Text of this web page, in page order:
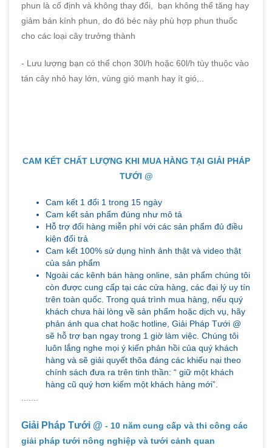
phun là cố định và không thay đổi, bạn không thể tăng hay
giảm bán kính phun, do đó béc này phù hợp phun thuốc
cho các loại cây trưởng thành
- Lưu lượng bạn có thể chọn 30l/h hoặc 60l/h tùy thuộc vào
tán cây nhỏ hay lớn, vùng gió mạnh hay ít gió,..
CAM KẾT CHẤT LƯỢNG KHI MUA HÀNG TẠI GIẢI PHÁP
TƯỚI @
Cam kết 1 đổi 1 trong 15 ngày
Cam kết sản phẩm đúng như mô tả
Hỗ trợ đổi hàng miễn phí với các sản phẩm đủ điều
kiện đổi trả
Cam kết 100% sử dụng hình ảnh thật và video thật
của sản phẩm
Ngoài các kênh bán hàng online, sản phẩm chúng tôi
còn được cung cấp tại các cửa hàng, các đại lý uy tín
trên toàn quốc. Trong quá trình mua hàng, nếu quý
khách chưa hài lòng về sản phẩm hoặc dịch vụ, hãy
phản ánh qua chat hoặc hotline, Giải Pháp Tưới @
sẽ hỗ trợ bạn ngay trong 1 giờ làm việc. Chúng tôi
luôn lắng nghe mọi ý kiến phản hồi của quý khách
hàng và sẽ giải quyết thõa đáng các khiếu nại theo
chính sách đưa ra trên tinh thần: “ giữ một khách
hàng cũ quý hơn kiếm một khách hàng mới”.
Giải Pháp Tưới @ - 10 năm cung cấp và thi công các
giải pháp tưới nông nghiệp và tưới cảnh quan